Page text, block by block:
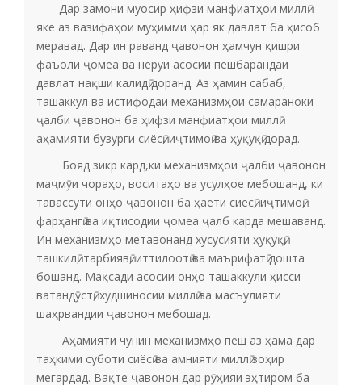
Дар замони муосир ҳифзи манфиатҳои миллӣ
яке аз вазифаҳои муҳимми ҳар як давлат ба ҳисоб
меравад. Дар ин раванд ҷавонон ҳамчун қишри
фаъоли ҷомеа ва неруи асосии пешбарандаи
давлат нақши калидӣ доранд. Аз ҳамин сабаб,
ташаккул ва истифодаи механизмҳои самараноки
ҷалби ҷавонон ба ҳифзи манфиатҳои миллӣ
аҳамияти бузурги сиёсӣ, иҷтимоӣ ва ҳуқуқӣ дорад.
Бояд зикр кард,ки механизмҳои ҷалби ҷавонон
маҷмӯи чораҳо, воситаҳо ва усулҳое мебошанд, ки
тавассути онҳо ҷавонон ба ҳаёти сиёсӣ, иҷтимоӣ,
фарҳангӣ ва иқтисодии ҷомеа ҷалб карда мешаванд.
Ин механизмҳо метавонанд хусусияти ҳуқуқӣ,
ташкилӣ, тарбиявӣ, иттилоотӣ ва маърифатӣ дошта
бошанд. Мақсади асосии онҳо ташаккули ҳисси
ватандӯстӣ, худшиносии миллӣ ва масъулияти
шаҳрвандии ҷавонон мебошад.
Аҳамияти чунин механизмҳо пеш аз ҳама дар
таҳкими суботи сиёсӣ ва амнияти миллӣ зоҳир
мегардад. Вақте ҷавонон дар рӯҳияи эҳтиром ба